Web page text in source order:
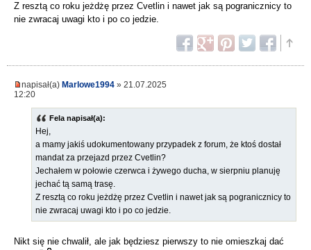
Z resztą co roku jeżdżę przez Cvetlin i nawet jak są pogranicznicy to
nie zwracaj uwagi kto i po co jedzie.
napisał(a) Marlowe1994 » 21.07.2025
12:20
Fela napisał(a):
Hej,
a mamy jakiś udokumentowany przypadek z forum, że ktoś dostał
mandat za przejazd przez Cvetlin?
Jechałem w połowie czerwca i żywego ducha, w sierpniu planuję
jechać tą samą trasę.
Z resztą co roku jeżdżę przez Cvetlin i nawet jak są pogranicznicy to
nie zwracaj uwagi kto i po co jedzie.
Nikt się nie chwalił, ale jak będziesz pierwszy to nie omieszkaj dać